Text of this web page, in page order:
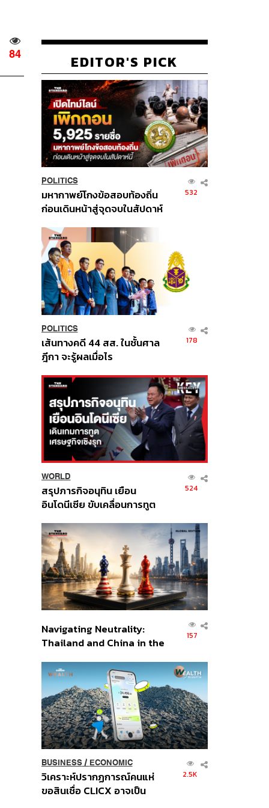
84 EDITOR'S PICK
POLITICS
มหากาพย์โกงข้อสอบท้องถิ่น
ก่อนเดินหน้าสู่จุดจบในสัปดาห์
532
POLITICS
เส้นทางคดี 44 สส. ในชั้นศาล
ฎีกา จะรู้ผลเมื่อไร
178
WORLD
สรุปภารกิจอนุทิน เยือน
อินโดนีเซีย ขับเคลื่อนการทูต
ส่วนยุทธศาสตร์ไทย –
อินโดนีเซีย
524
Navigating Neutrality:
Thailand and China in the
Order
157
BUSINESS/ ECONOMIC
วิเคราะห์ปรากฏการณ์คนแห่
ขอสินเชื่อ CLICX อาจเป็น
2.5K